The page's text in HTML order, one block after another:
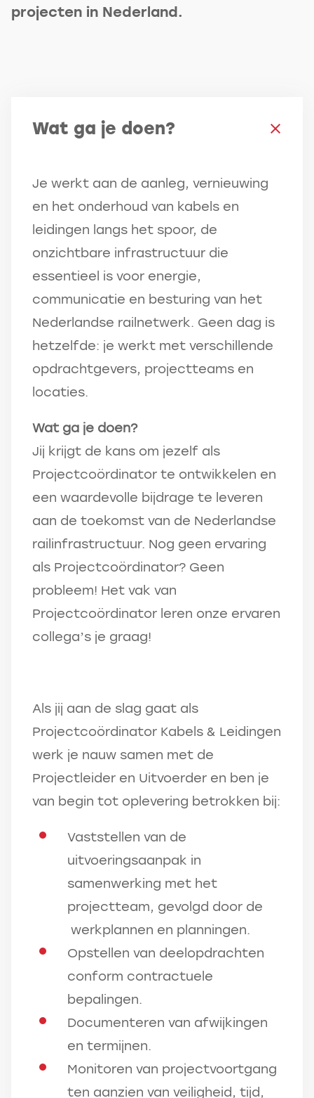
projecten in Nederland.
Wat ga je doen?
Je werkt aan de aanleg, vernieuwing
en het onderhoud van kabels en
leidingen langs het spoor, de
onzichtbare infrastructuur die
essentieel is voor energie,
communicatie en besturing van het
Nederlandse railnetwerk. Geen dag is
hetzelfde: je werkt met verschillende
opdrachtgevers, projectteams en
locaties.
Wat ga je doen?
Jij krijgt de kans om jezelf als
Projectcoördinator te ontwikkelen en
een waardevolle bijdrage te leveren
aan de toekomst van de Nederlandse
railinfrastructuur. Nog geen ervaring
als Projectcoördinator? Geen
probleem! Het vak van
Projectcoördinator leren onze ervaren
collega’s je graag!
Als jij aan de slag gaat als
Projectcoördinator Kabels & Leidingen
werk je nauw samen met de
Projectleider en Uitvoerder en ben je
van begin tot oplevering betrokken bij:
Vaststellen van de
uitvoeringsaanpak in
samenwerking met het
projectteam, gevolgd door de
werkplannen en planningen.
Opstellen van deelopdrachten
conform contractuele
bepalingen.
Documenteren van afwijkingen
en termijnen.
Monitoren van projectvoortgang
ten aanzien van veiligheid, tijd,